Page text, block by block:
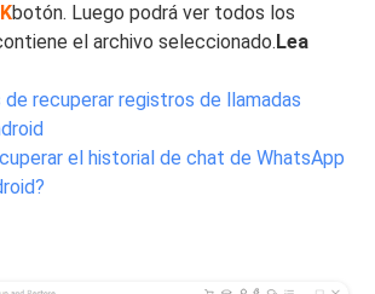
botón. Luego podrá ver todos los
el archivo seleccionado.Lea
recuperar registros de llamadas
el historial de chat de WhatsApp